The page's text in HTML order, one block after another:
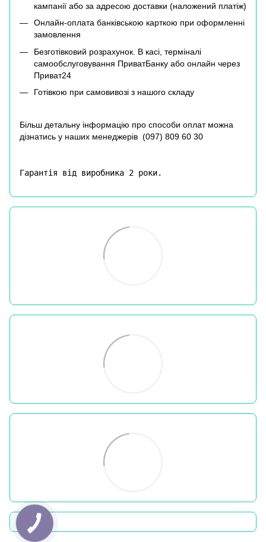
кампанії або за адресою доставки (наложений платіж)
Онлайн-оплата банківською карткою при оформленні
замовлення
Безготівковий розрахунок. В касі, терміналі
самообслуговування ПриватБанку або онлайн через
Приват24
Готівкою при самовивозі з нашого складу
Більш детальну інформацію про способи оплат можна
дізнатись у наших менеджерів (097) 809 60 30
Гарантія від виробника 2 роки.